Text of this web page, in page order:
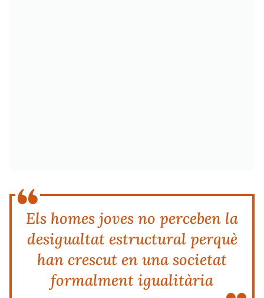
Els homes joves no perceben la
desigualtat estructural perquè
han crescut en una societat
formalment igualitària